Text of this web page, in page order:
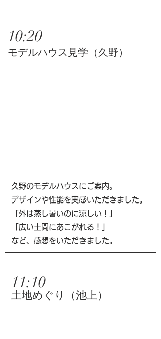
10:20
​モデルハウス見学（久野）
久野のモデルハウスにご案内。
デザインや性能を実感いただきました。
「外は蒸し暑いのに涼しい！」
「広い土間にあこがれる！」
など、感想をいただきました。
土地めぐり（池上）
11:10